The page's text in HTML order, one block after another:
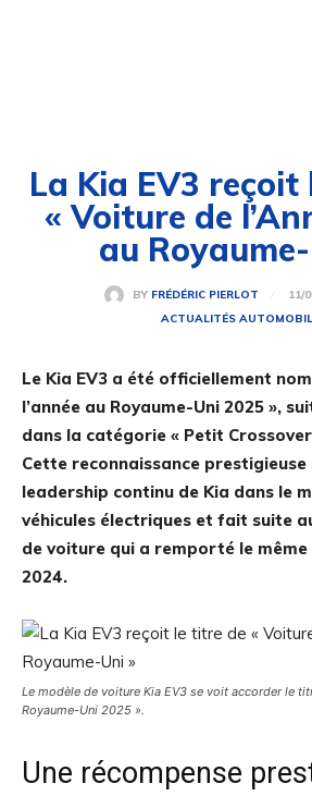
La Kia EV3
« Voiture de
au
BY FRÉDÉRIC PIERLOT
11/
ACTUALITÉS
Le Kia EV3 a été officiellement
l’année au Royaume-Uni 2025 »,
dans la catégorie « Petit
Cette reconnaissance prestigieuse
leadership continu de Kia dans le
véhicules électriques et fait suite
de voiture qui a remporté le
2024.
Le modèle de voiture Kia EV3 se voit accorder le
Royaume-Uni 2025 ».
Une récompense